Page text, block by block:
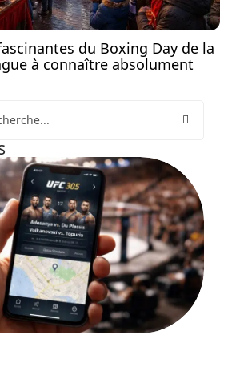
du Boxing Day de la
à connaître absolument